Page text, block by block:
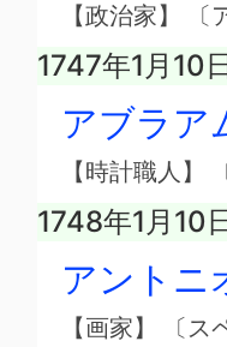
【政治家】 〔
1747年1月10
アブラア
【時計職人】
1748年1月10
アントニ
【画家】 〔ス